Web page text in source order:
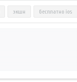
экшн бесплатно ios